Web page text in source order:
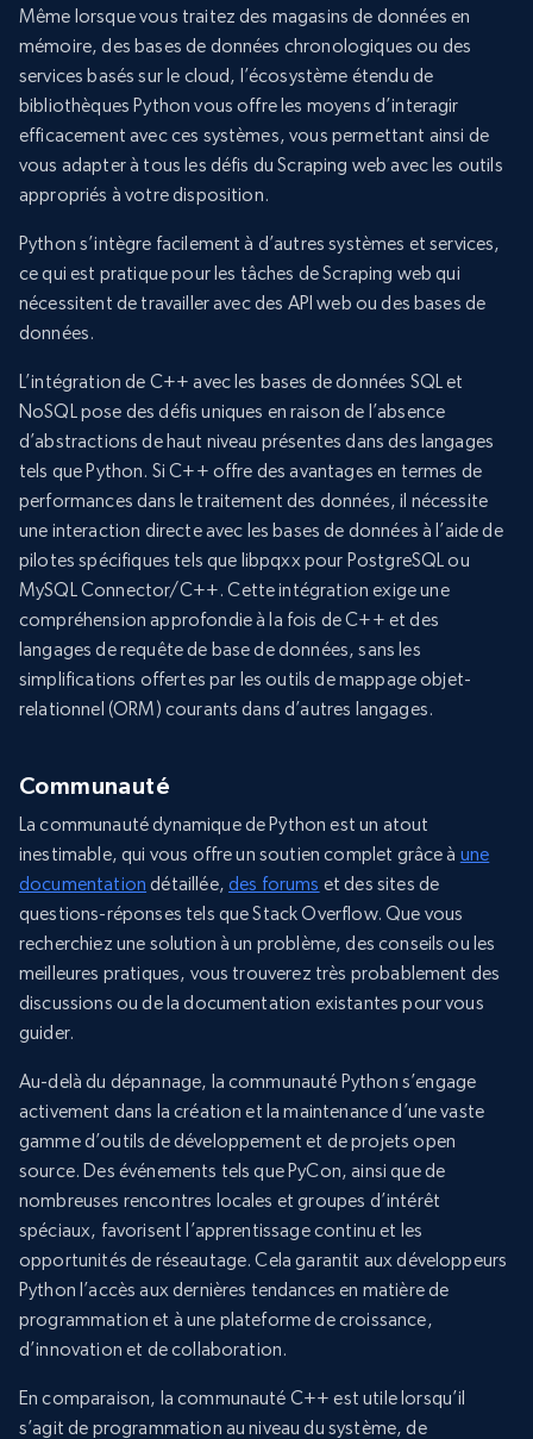
Même lorsque vous traitez des magasins de données en
mémoire, des bases de données chronologiques ou des
services basés sur le cloud, l’écosystème étendu de
bibliothèques Python vous offre les moyens d’interagir
efficacement avec ces systèmes, vous permettant ainsi de
vous adapter à tous les défis du Scraping web avec les outils
appropriés à votre disposition.
Python s’intègre facilement à d’autres systèmes et services,
ce qui est pratique pour les tâches de Scraping web qui
nécessitent de travailler avec des API web ou des bases de
données.
L’intégration de C++ avec les bases de données SQL et
NoSQL pose des défis uniques en raison de l’absence
d’abstractions de haut niveau présentes dans des langages
tels que Python. Si C++ offre des avantages en termes de
performances dans le traitement des données, il nécessite
une interaction directe avec les bases de données à l’aide de
pilotes spécifiques tels que libpqxx pour PostgreSQL ou
MySQL Connector/C++. Cette intégration exige une
compréhension approfondie à la fois de C++ et des
langages de requête de base de données, sans les
simplifications offertes par les outils de mappage objet-
relationnel (ORM) courants dans d’autres langages.
Communauté
La communauté dynamique de Python est un atout
inestimable, qui vous offre un soutien complet grâce à une
documentation détaillée,des forums et des sites de
questions-réponses tels que Stack Overflow. Que vous
recherchiez une solution à un problème, des conseils ou les
meilleures pratiques, vous trouverez très probablement des
discussions ou de la documentation existantes pour vous
guider.
Au-delà du dépannage, la communauté Python s’engage
activement dans la création et la maintenance d’une vaste
gamme d’outils de développement et de projets open
source. Des événements tels que PyCon, ainsi que de
nombreuses rencontres locales et groupes d’intérêt
spéciaux, favorisent l’apprentissage continu et les
opportunités de réseautage. Cela garantit aux développeurs
Python l’accès aux dernières tendances en matière de
programmation et à une plateforme de croissance,
d’innovation et de collaboration.
En comparaison, la communauté C++ est utile lorsqu’il
s’agit de programmation au niveau du système, de